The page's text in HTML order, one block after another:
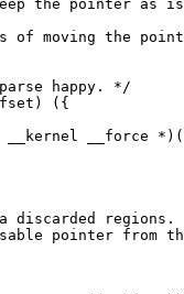
the pointer as
of moving the
happy. */
\
discarded regions.
pointer from